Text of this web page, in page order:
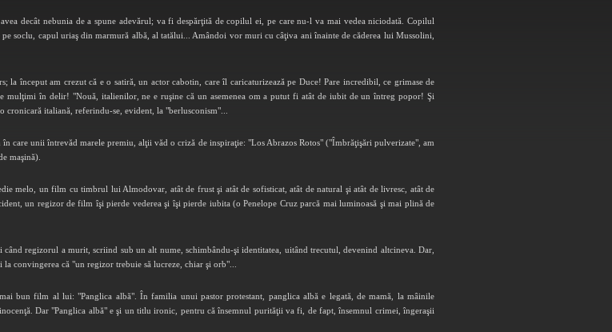
decât nebunia de a spune adevărul; va fi despărţită de copilul ei, pe care nu-l va mai vedea niciodată. Copilul
soclu, capul uriaş din marmură albă, al tatălui... Amândoi vor muri cu câţiva ani înainte de căderea lui Mussolini,
început am crezut că e o satiră, un actor cabotin, care îl caricaturizează pe Duce! Pare incredibil, ce grimase de
mulţimi în delir! "Nouă, italienilor, ne e ruşine că un asemenea om a putut fi atât de iubit de un întreg popor! Şi
italiană, referindu-se, evident, la "berlusconism"...
care unii întrevăd marele premiu, alţii văd o criză de inspiraţie: "Los Abrazos Rotos" ("Îmbrăţişări pulverizate", am
maşină).
melo, un film cu timbrul lui Almodovar, atât de frust şi atât de sofisticat, atât de natural şi atât de livresc, atât de
un regizor de film îşi pierde vederea şi îşi pierde iubita (o Penelope Cruz parcă mai luminoasă şi mai plină de
regizorul a murit, scriind sub un alt nume, schimbându-şi identitatea, uitând trecutul, devenind altcineva. Dar,
convingerea că "un regizor trebuie să lucreze, chiar şi orb"...
bun film al lui: "Panglica albă". În familia unui pastor protestant, panglica albă e legată, de mamă, la mâinile
Dar "Panglica albă" e şi un titlu ironic, pentru că însemnul purităţii va fi, de fapt, însemnul crimei, îngeraşii